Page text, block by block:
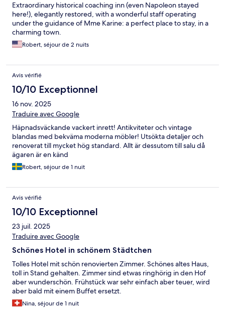
Extraordinary historical coaching inn (even Napoleon stayed
here!), elegantly restored, with a wonderful staff operating
under the guidance of Mme Karine: a perfect place to stay, in a
charming town.
Robert, séjour de 2 nuits
Avis vérifié
10/10 Exceptionnel
16 nov. 2025
Traduire avec Google
Häpnadsväckande vackert inrett! Antikviteter och vintage
blandas med bekväma moderna möbler! Utsökta detaljer och
renoverat till mycket hög standard. Allt är dessutom till salu då
ägaren är en känd
Robert, séjour de 1 nuit
Avis vérifié
10/10 Exceptionnel
23 juil. 2025
Traduire avec Google
Schönes Hotel in schönem Städtchen
Tolles Hotel mit schön renovierten Zimmer. Schönes altes Haus,
toll in Stand gehalten. Zimmer sind etwas ringhörig in den Hof
aber wunderschön. Frühstück war sehr einfach aber teuer, wird
aber bald mit einem Buffet ersetzt.
Nina, séjour de 1 nuit